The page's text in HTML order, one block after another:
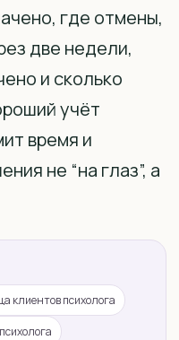
где отмены,
две недели,
и сколько
учёт
время и
не “на глаз”, а
клиентов психолога